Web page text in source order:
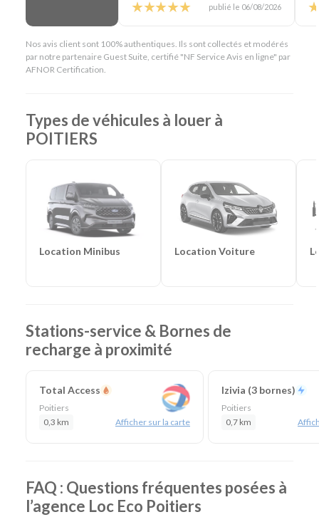
En résumé - Location de voiture à Poitiers
Aéroport & 5 km de Poitiers Gare)
Catégories de voitures : Citadines-Routières-SUV-
chantier
publié le 06/08/2026
Nos avis client sont 100% authentiques. Ils sont collectés et modérés
par notre partenaire Guest Suite, certifié "NF Service Avis en ligne" par
AFNOR Certification.
Types de véhicules à louer à
POITIERS
Location Minibus Location Voiture
Stations-service & Bornes de
recharge à proximité
Total Access
Poitiers
0,3 km
Afficher sur la carte
Izivia (3 bornes)
Poitiers
0,7 km
FAQ : Questions fréquentes posées à
l’agence Loc Eco Poitiers